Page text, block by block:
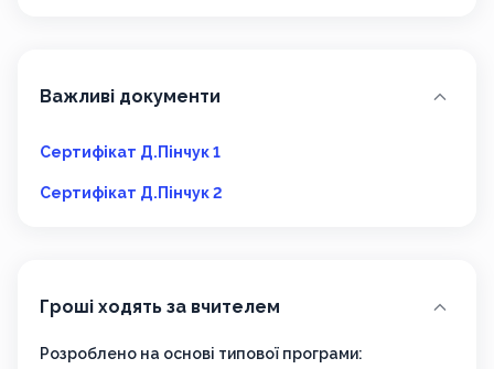
Важливі документи
Сертифікат Д.Пінчук 1
Сертифікат Д.Пінчук 2
Гроші ходять за вчителем
Розроблено на основі типової програми: